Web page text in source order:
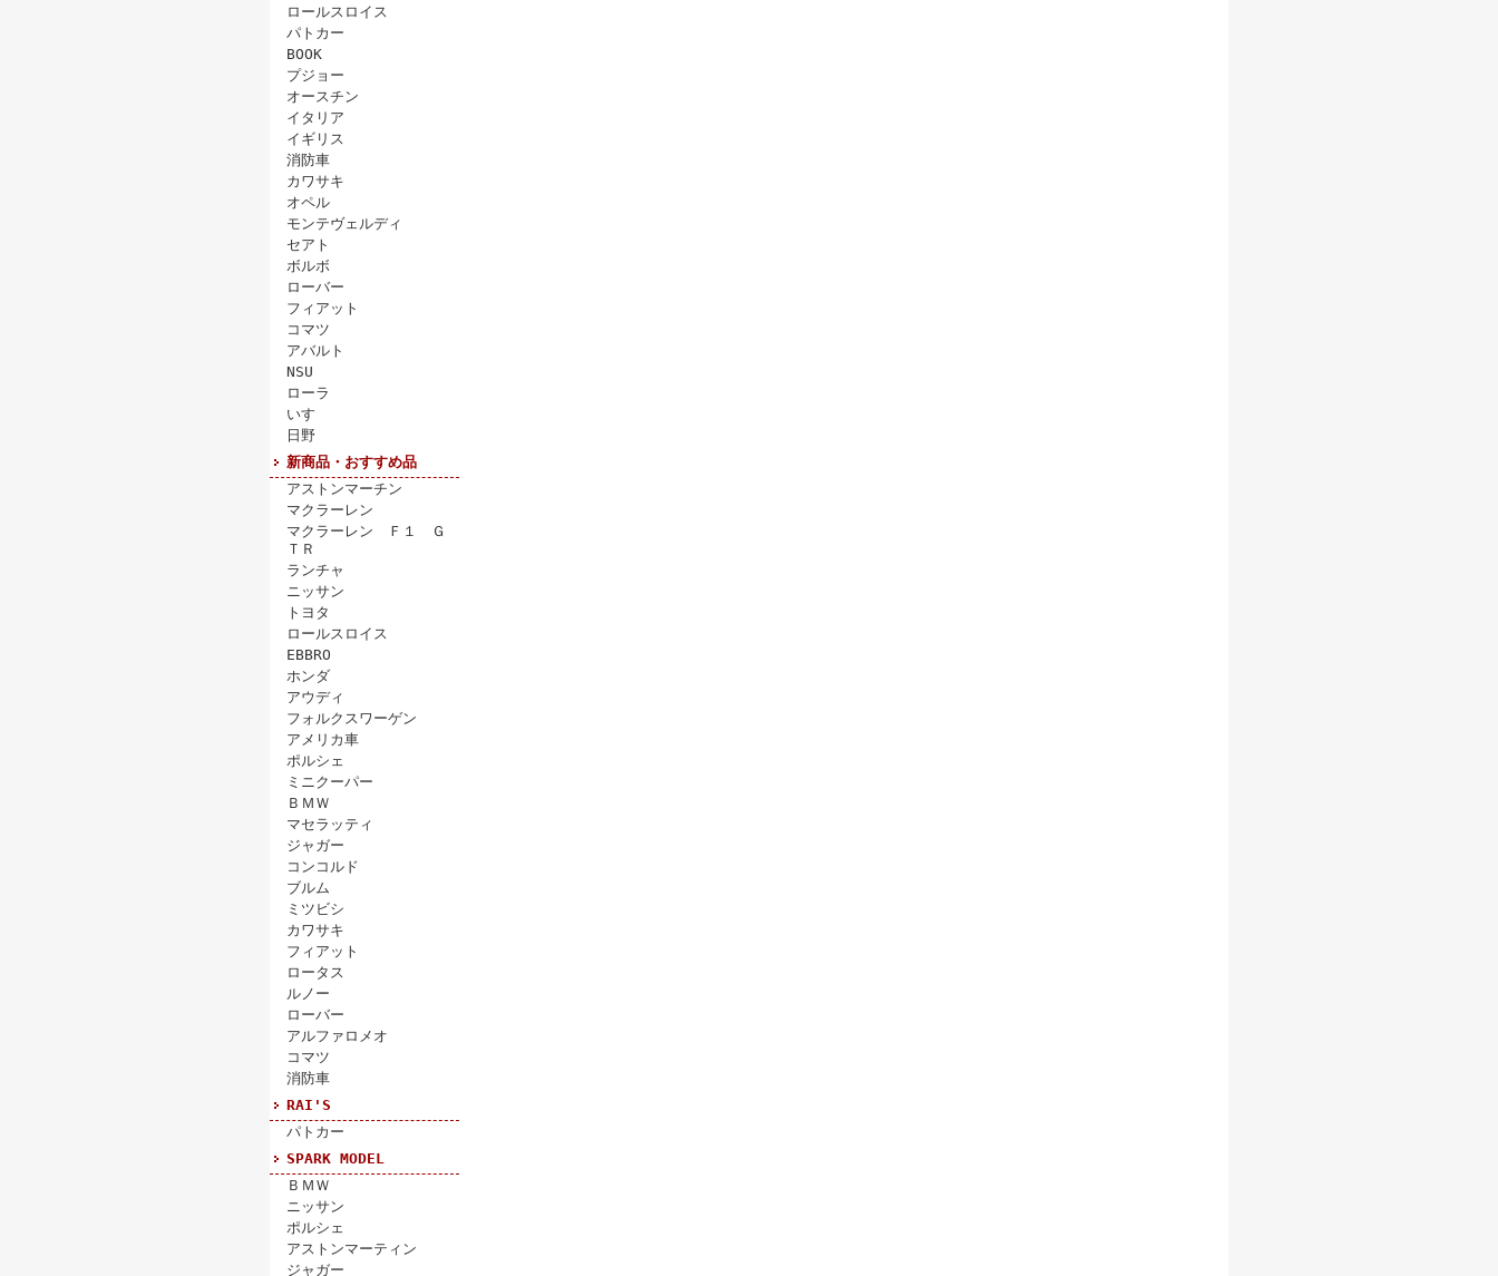
ロールスロイス
パトカー
BOOK
プジョー
オースチン
イタリア
イギリス
消防車
カワサキ
オペル
モンテヴェルディ
セアト
ボルボ
ローバー
フィアット
コマツ
アバルト
NSU
ローラ
いすゞ
日野
新商品・おすすめ品
アストンマーチン
マクラーレン
マクラーレン Ｆ１ Ｇ
ＴＲ
ランチャ
ニッサン
トヨタ
ロールスロイス
EBBRO
ホンダ
アウディ
フォルクスワーゲン
アメリカ車
ポルシェ
ミニクーパー
ＢＭＷ
マセラッティ
ジャガー
コンコルド
ブルム
ミツビシ
カワサキ
フィアット
ロータス
ルノー
ローバー
アルファロメオ
コマツ
消防車
RAI'S
パトカー
SPARK MODEL
ＢＭＷ
ニッサン
ポルシェ
アストンマーティン
ジャガー